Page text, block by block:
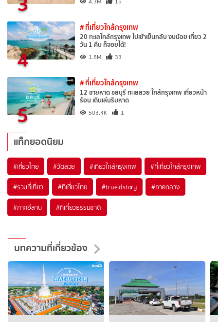
4
# ที่เที่ยวใกล้กรุงเทพ
20 ทะเลใกล้กรุงเทพ ไปเช้าเย็นกลับ งบน้อย เที่ยว 2
วัน 1 คืน ก็จอยได้!
1.8M 33
5
# ที่เที่ยวใกล้กรุงเทพ
12 ชายหาด ชลบุรี ทะเลสวย ใกล้กรุงเทพ เที่ยวหน้า
ร้อน เดินเล่นริมหาด
503.4K 1
แท็กยอดนิยม
#เที่ยวไทย #วัดสวย #เที่ยวใกล้กรุงเทพ #ที่เที่ยวใกล้กรุงเทพ
#รวมที่เที่ยว #ที่เที่ยวไทย #trueidstory #ภาคกลาง
#ภาคอีสาน #ที่เที่ยวธรรมชาติ
บทความที่เกี่ยวข้อง